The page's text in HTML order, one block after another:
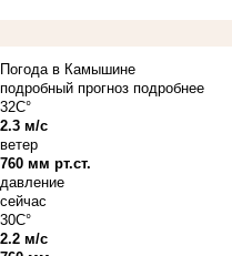
Погода в Камышине
подробный прогноз подробнее
32C°
2.3 м/с
ветер
760 мм рт.ст.
давление
сейчас
30C°
2.2 м/с